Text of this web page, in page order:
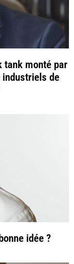
tank monté par
industriels de
idée ?